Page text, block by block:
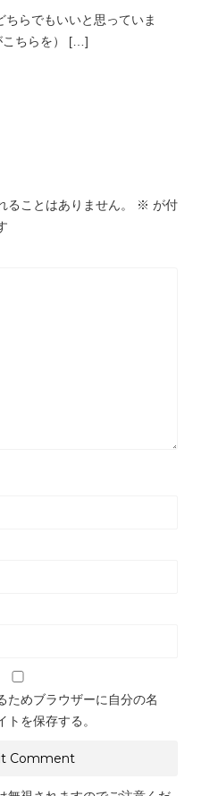
らでもいいと思っていま
こちらを） […]
ることはありません。 ※ が付
ためブラウザーに自分の名
を保存する。